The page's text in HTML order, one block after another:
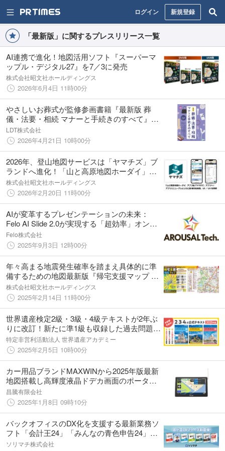
ログイン 新規登録
「最新版」に関するプレスリリース一覧
AI連携で進化！地図活用ソフト『スーパーマ
ップル・デジタル27』を7／3に発売
株式会社昭文社ホールディングス
2026年6月4日 11時00分
やさしいお葬式が監修参画書籍『最新版 葬
儀・法要・相続 マナーと手続きのすべて』が
主婦の友社より発売
LDT株式会社
2026年4月21日 10時00分
2026年、登山地図サービスは「ヤマチズ」ブ
ランドへ進化！「山と高原地図ホーダイ」ア
プリのリニューアルを3月下旬に実施
株式会社昭文社ホールディングス
2026年2月20日 11時00分
AIが変革するプレゼンテーションの未来：
Felo AI Slide 2.0が実現する「超効率」オンラ
インセミナー9/12開催決定！
Felo株式会社
2025年9月3日 12時00分
年々高まる地震発生確率を踏まえ具体的に準
備するための地図最新版『帰宅支援マップ 首
都圏版』を2月14日より発売
株式会社昭文社ホールディングス
2025年2月14日 11時00分
世界遺産検定2級・3級・4級テキストが2年ぶ
りに改訂！新たに準1級も収録した過去問題集
とともに予約受付開始
特定非営利活動法人 世界遺産アカデミー
2025年2月5日 10時00分
カー用品ブランドMAXWINから2025年版最新
地図搭載し高輝度液晶ドデカ画面のポータブ
ルナビ9インチモデルが登場！
昌騰有限会社
2025年1月8日 09時10分
バックオフィスのDX化を支援する最新業務ソ
フト「会計王24」「みんなの青色申告24」
「給料王24」「販売王24」「販売王24 販売・
ソリマチ株式会社